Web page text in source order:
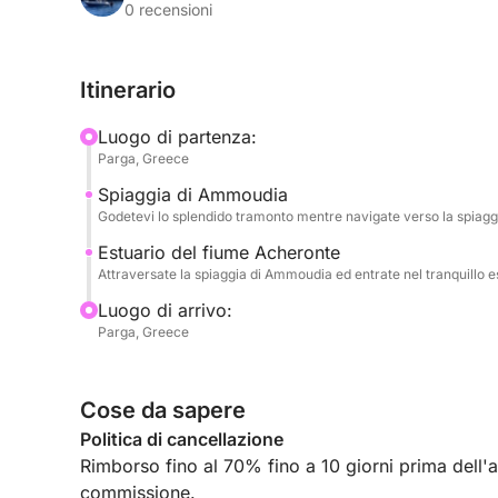
viaggio prosegue attraversando la spiaggia di
lungo sentieri tranquilli, visita i luoghi di interesse
delle taverne lungo il fiume, immergendoti
Il tuo comfort è la nostra priorità: la barca
ombreggiato, un ampio lettino prendisole doppio
analcoliche. Sono disponibili anche maschere
la crociera.
Acheronte.
0 recensioni
Itinerario
Luogo di partenza:
Parga, Greece
Spiaggia di Ammoudia
Godetevi lo splendido tramonto mentre navigate verso la
Estuario del fiume Acheronte
Attraversate la spiaggia di Ammoudia ed entrate nel tranquillo
Luogo di arrivo:
Parga, Greece
Cose da sapere
Politica di cancellazione
Rimborso fino al 70% fino a 10 giorni prima
commissione.